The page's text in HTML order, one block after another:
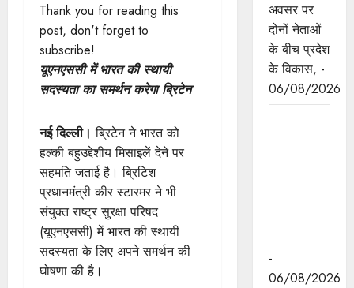
Thank you for reading this
post, don't forget to
subscribe!
यूएनएससी में भारत की स्थायी
सदस्यता का समर्थन करेगा ब्रिटेन
नई दिल्ली। ब्रिटेन ने भारत को
हल्की बहुउद्देशीय मिसाइलें देने पर
सहमति जताई है। ब्रिटिश
प्रधानमंत्री कीर स्टारमर ने भी
संयुक्त राष्ट्र सुरक्षा परिषद
(यूएनएससी) में भारत की स्थायी
सदस्यता के लिए अपने समर्थन की
घोषणा की है।
अवसर पर
दोनों नेताओं
के बीच प्रदेश
के विकास, -
06/08/2026
-
06/08/2026